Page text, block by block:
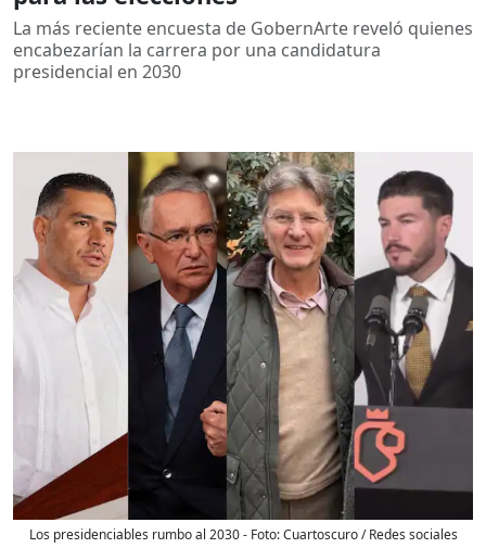
La más reciente encuesta de GobernArte reveló quienes
encabezarían la carrera por una candidatura
presidencial en 2030
Los presidenciables rumbo al 2030- Foto:Cuartoscuro / Redes sociales